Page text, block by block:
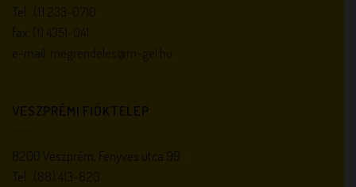
Tel.:
fax:
e-mail:
VESZPRÉMI FIÓKTELEP
8200 Veszprém, Fenyves utca 99.
Tel.: